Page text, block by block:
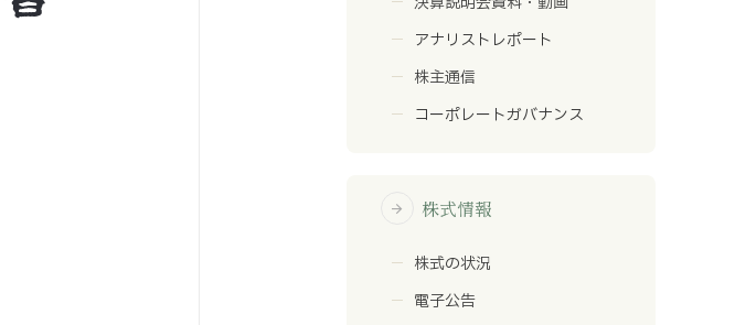
アナリストレポート
株主通信
コーポレートガバナンス
arrow_forward 株式情報
株式の状況
電子公告